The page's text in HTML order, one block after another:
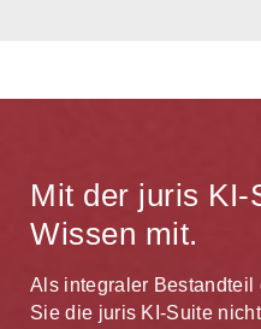
Mit der juris KI-
Wissen mit.
Als integraler Bestandteil
Sie die juris KI-Suite